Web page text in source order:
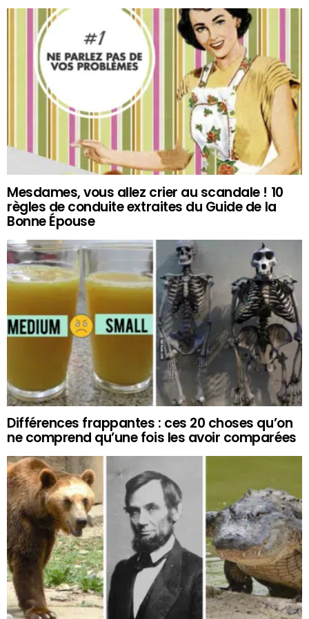
Mesdames, vous allez crier au scandale ! 10
règles de conduite extraites du Guide de la
Bonne Épouse
Différences frappantes : ces 20 choses qu’on
ne comprend qu’une fois les avoir comparées